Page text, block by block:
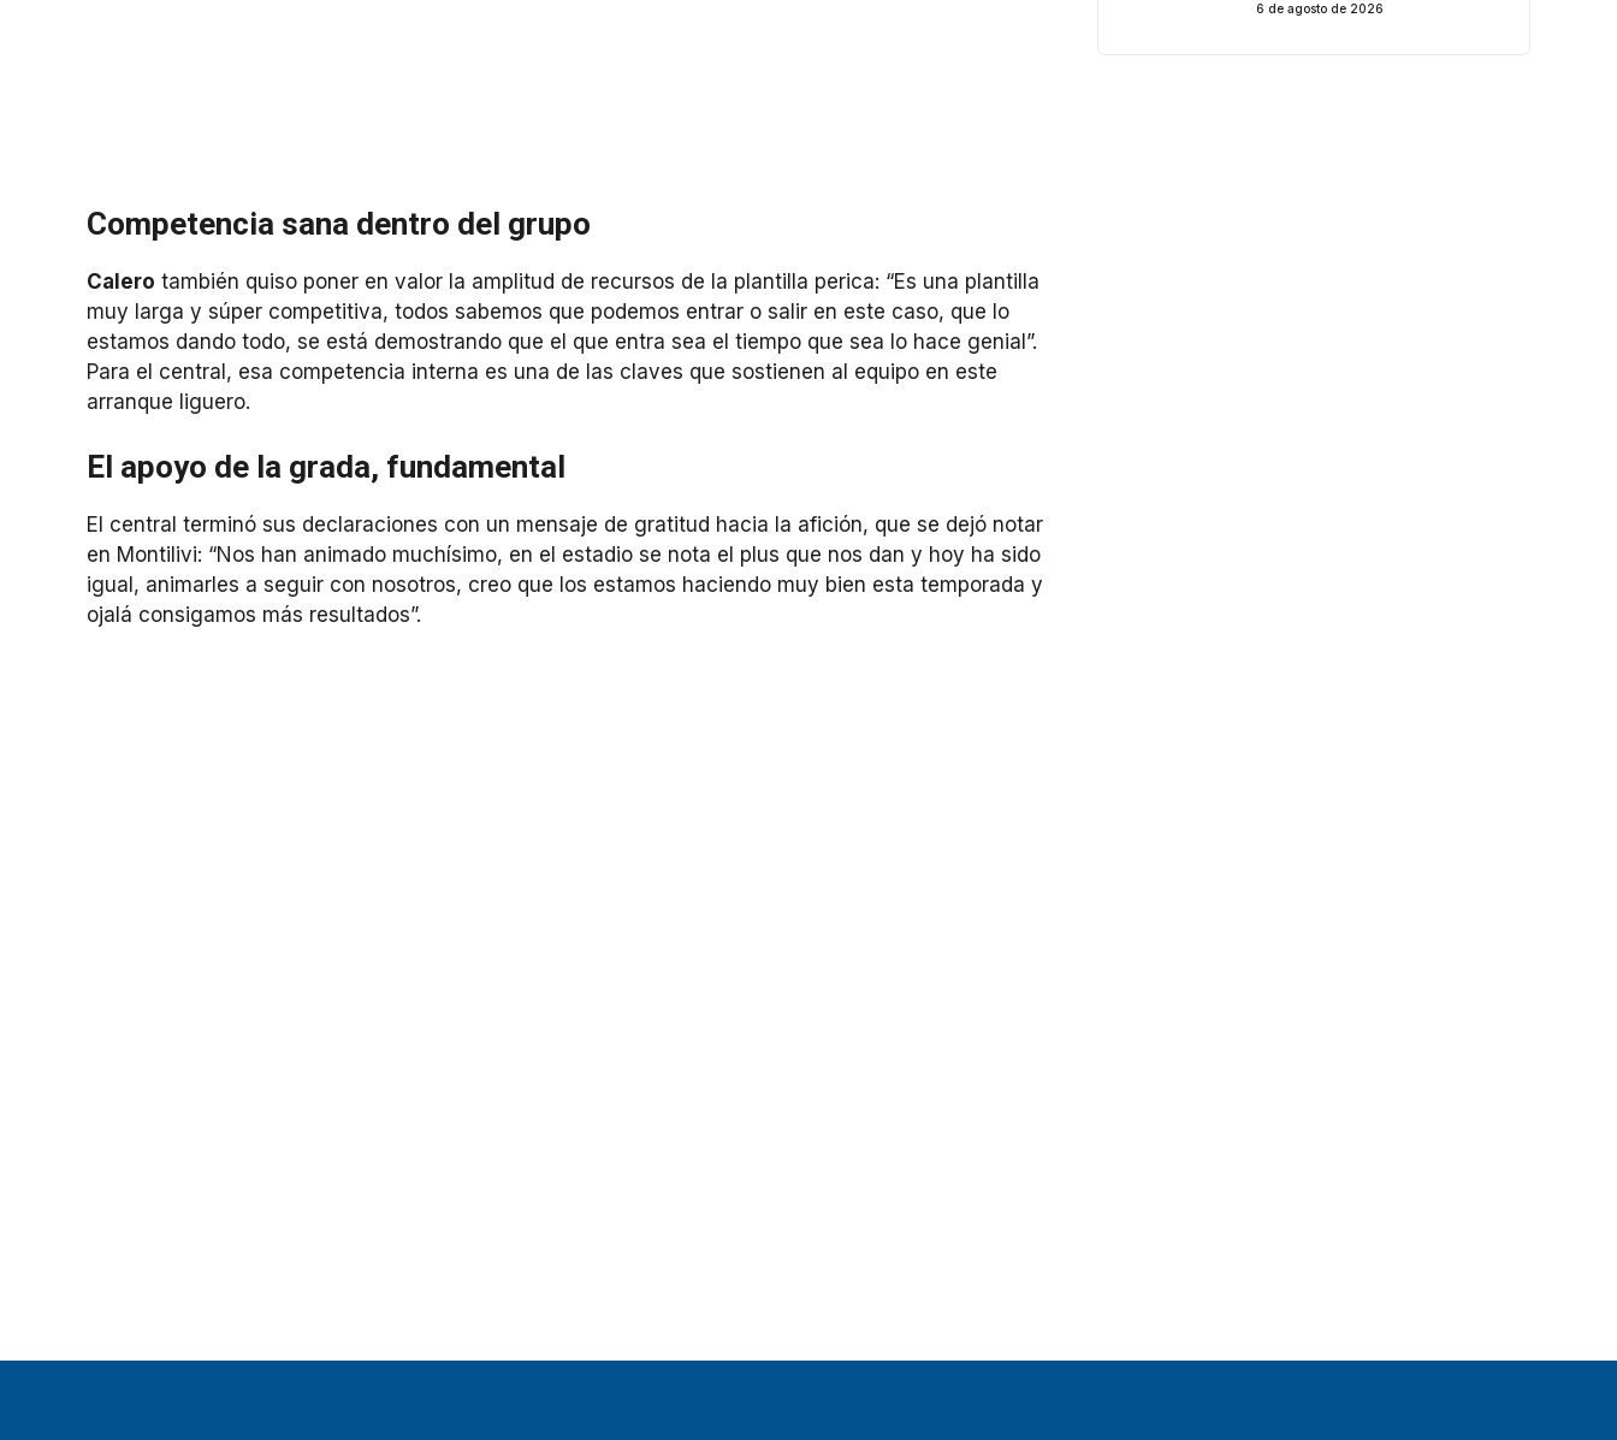
Competencia sana dentro del grupo
Calero también quiso poner en valor la amplitud de recursos de la plantilla perica: “Es una plantilla
muy larga y súper competitiva, todos sabemos que podemos entrar o salir en este caso, que lo
estamos dando todo, se está demostrando que el que entra sea el tiempo que sea lo hace genial”.
Para el central, esa competencia interna es una de las claves que sostienen al equipo en este
arranque liguero.
El apoyo de la grada, fundamental
El central terminó sus declaraciones con un mensaje de gratitud hacia la afición, que se dejó notar
en Montilivi: “Nos han animado muchísimo, en el estadio se nota el plus que nos dan y hoy ha sido
igual, animarles a seguir con nosotros, creo que los estamos haciendo muy bien esta temporada y
ojalá consigamos más resultados”.
6 de agosto de 2026